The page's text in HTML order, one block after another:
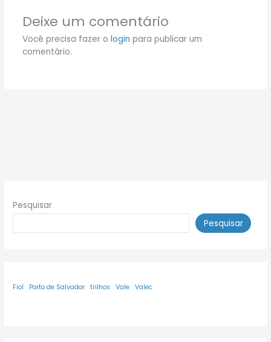
Deixe um comentário
Você precisa fazer o login para publicar um
comentário.
Pesquisar
Pesquisar
Fiol Porto de Salvador trilhos Vale Valec